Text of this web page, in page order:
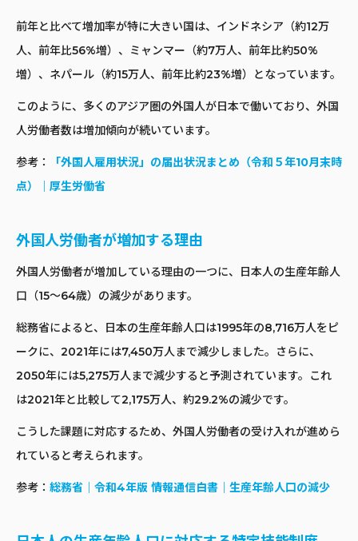
前年と比べて増加率が特に大きい国は、インドネシア（約12万
人、前年比56%増）、ミャンマー（約7万人、前年比約50%
増）、ネパール（約15万人、前年比約23%増）となっています。
このように、多くのアジア圏の外国人が日本で働いており、外国
人労働者数は増加傾向が続いています。
参考：
「外国人雇用状況」の届出状況まとめ（令和５年10月末時
点）｜厚生労働省
外国人労働者が増加する理由
外国人労働者が増加している理由の一つに、日本人の生産年齢人
口（15～64歳）の減少があります。
総務省によると、日本の生産年齢人口は1995年の8,716万人をピ
ークに、2021年には7,450万人まで減少しました。さらに、
2050年には5,275万人まで減少すると予測されています。これ
は2021年と比較して2,175万人、約29.2%の減少です。
こうした課題に対応するため、外国人労働者の受け入れが進めら
れていると考えられます。
参考： 総務省｜令和4年版 情報通信白書｜生産年齢人口の減少